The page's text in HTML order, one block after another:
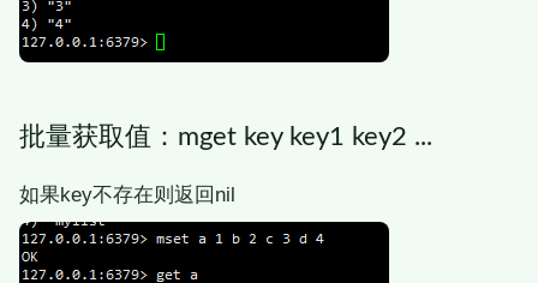
批量获取值：mget key key1 key2 ...
如果key不存在则返回nil